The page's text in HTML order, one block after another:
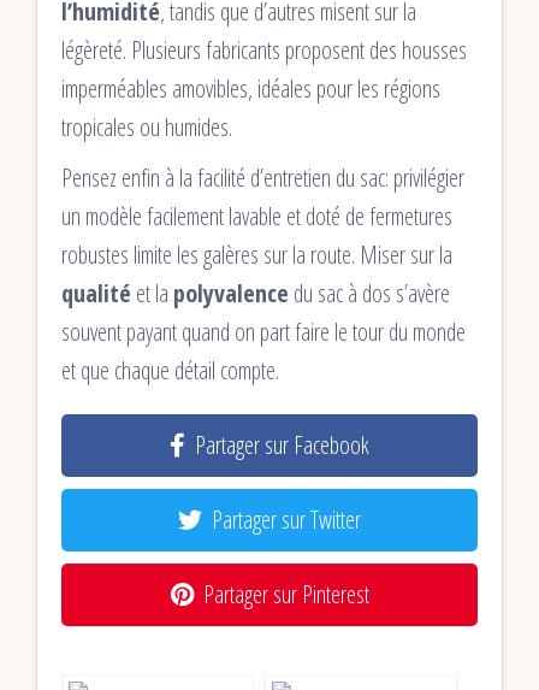
l’humidité, tandis que d’autres misent sur la
légèreté. Plusieurs fabricants proposent des housses
imperméables amovibles, idéales pour les régions
tropicales ou humides.
Pensez enfin à la facilité d’entretien du sac: privilégier
un modèle facilement lavable et doté de fermetures
robustes limite les galères sur la route. Miser sur la
qualité et la polyvalence du sac à dos s’avère
souvent payant quand on part faire le tour du monde
et que chaque détail compte.
Partager sur Facebook
Partager sur Twitter
Partager sur Pinterest